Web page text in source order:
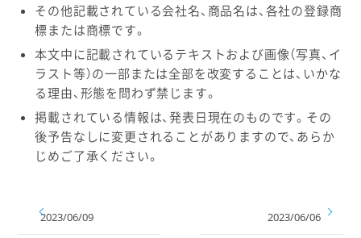
その他記載されている会社名、商品名は、各社の登録商
標または商標です。
本文中に記載されているテキストおよび画像（写真、イ
ラスト等）の一部または全部を改変することは、いかな
る理由、形態を問わず禁じます。
掲載されている情報は、発表日現在のものです。その
後予告なしに変更されることがありますので、あらか
じめご了承ください。
2023/06/09 2023/06/06